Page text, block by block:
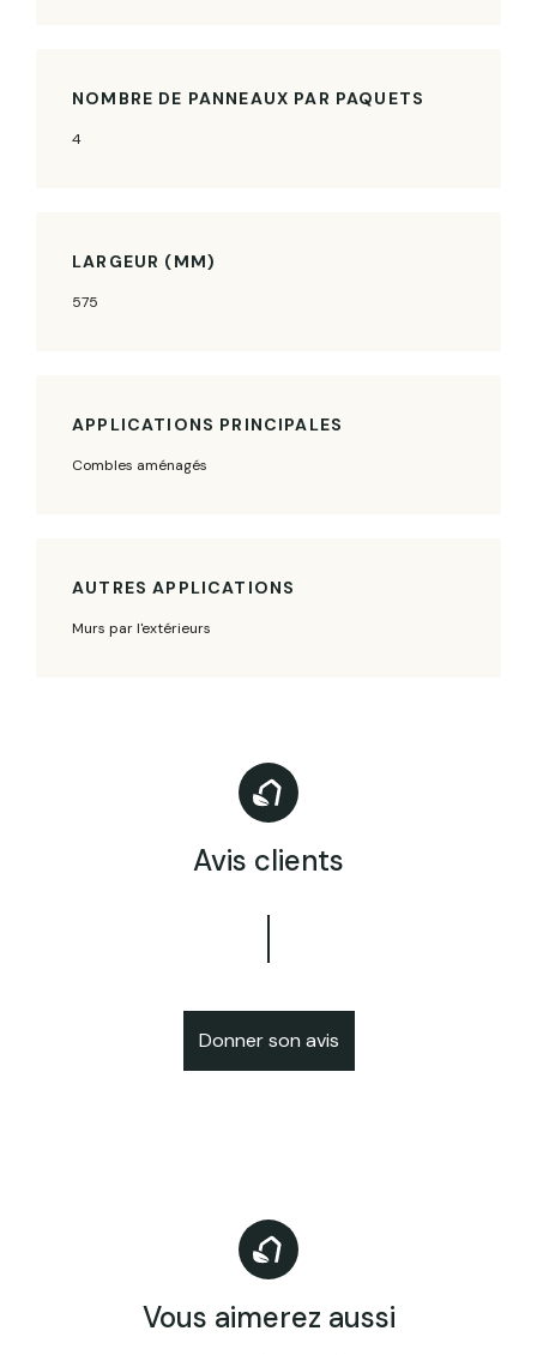
NOMBRE DE PANNEAUX PAR PAQUETS
4
LARGEUR (MM)
575
APPLICATIONS PRINCIPALES
Combles aménagés
AUTRES APPLICATIONS
Murs par l'extérieurs
Avis clients
Donner son avis
Vous aimerez aussi